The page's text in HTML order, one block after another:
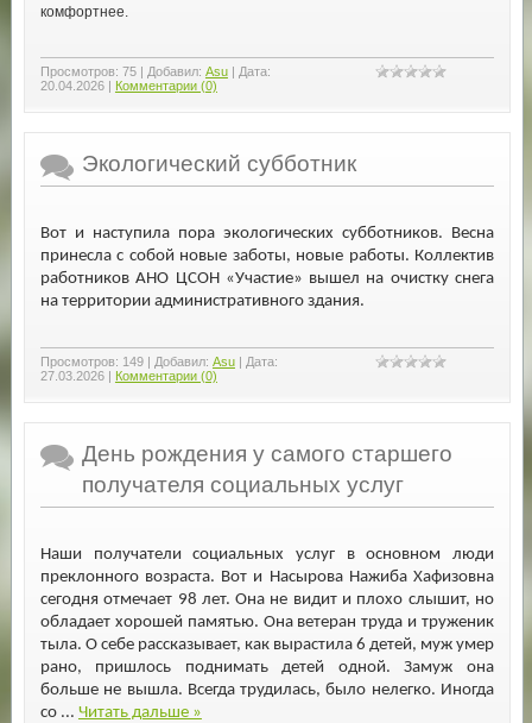
комфортнее.
Просмотров: 75| Добавил: Asu| Дата:
20.04.2026 | Комментарии (0)
Экологический субботник
Вот и наступила пора экологических субботников. Весна
принесла с собой новые заботы, новые работы. Коллектив
работников АНО ЦСОН «Участие» вышел на очистку снега
на территории административного здания.
Просмотров: 149| Добавил: Asu| Дата:
27.03.2026 | Комментарии (0)
День рождения у самого старшего
получателя социальных услуг
Наши получатели социальных услуг в основном люди
преклонного возраста. Вот и Насырова Нажиба Хафизовна
сегодня отмечает 98 лет. Она не видит и плохо слышит, но
обладает хорошей памятью. Она ветеран труда и труженик
тыла. О себе рассказывает, как вырастила 6 детей, муж умер
рано, пришлось поднимать детей одной. Замуж она
больше не вышла. Всегда трудилась, было нелегко. Иногда
со ... Читать дальше »